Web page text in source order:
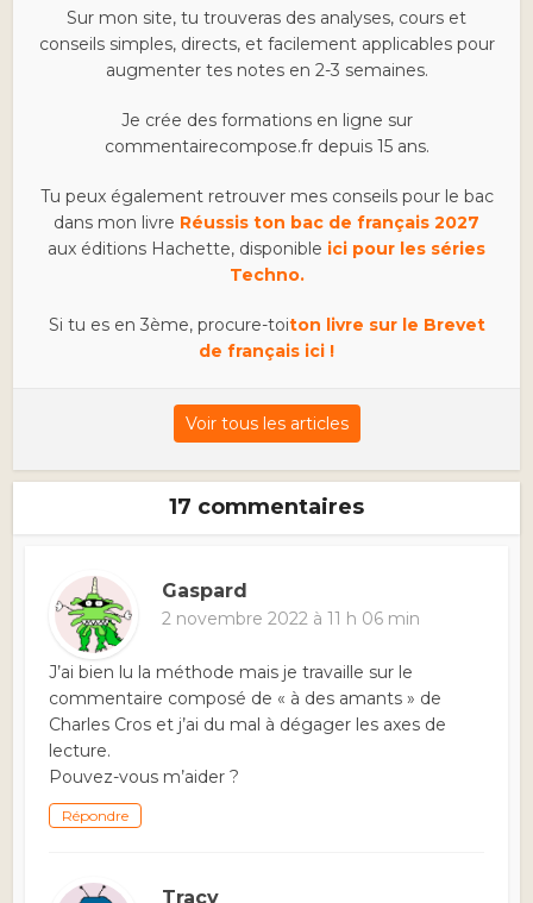
Sur mon site, tu trouveras des analyses, cours et
conseils simples, directs, et facilement applicables pour
augmenter tes notes en 2-3 semaines.
Je crée des formations en ligne sur
commentairecompose.fr depuis 15 ans.
Tu peux également retrouver mes conseils pour le bac
dans mon livre Réussis ton bac de français 2027
aux éditions Hachette, disponible ici pour les séries
Techno.
Si tu es en 3ème, procure-toiton livre sur le Brevet
de français ici !
Voir tous les articles
17 commentaires
Gaspard
2 novembre 2022 à 11 h 06 min
J’ai bien lu la méthode mais je travaille sur le
commentaire composé de « à des amants » de
Charles Cros et j’ai du mal à dégager les axes de
lecture.
Pouvez-vous m’aider ?
Répondre
Tracy